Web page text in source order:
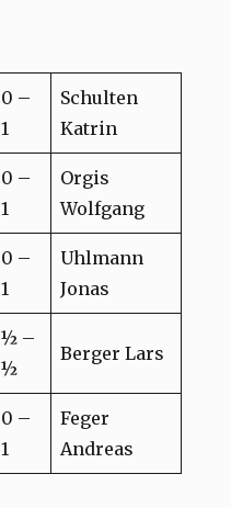
0 –
1
Schulten
Katrin
0 –
1
Orgis
Wolfgang
0 –
1
Uhlmann
Jonas
½ –
½
Berger Lars
0 –
1
Feger
Andreas